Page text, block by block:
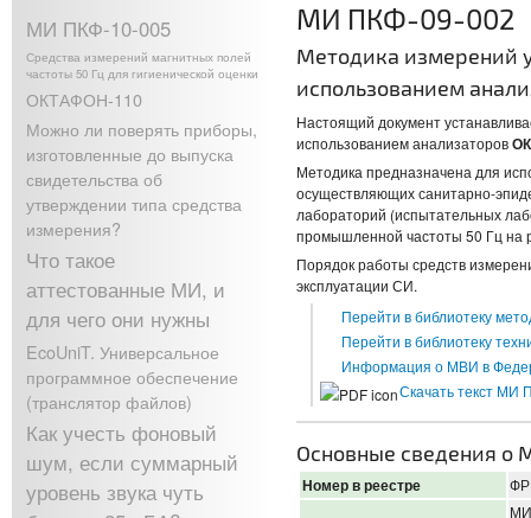
МИ ПКФ-09-002
Методика измерений
использованием
Настоящий документ
использованием анализаторов
Методика предназначена для
осуществляющих санитарно-
лабораторий (испытательных
промышленной частоты 50 Гц на
Порядок работы средств
эксплуатации СИ.
Перейти в библиотеку
Перейти в библиотеку
Информация о МВИ в
Скачать текст МИ
Основные сведения
Номер в реестре
МИ
МИ ПКФ-10-005
Средства измерений магнитных полей
частоты 50 Гц для гигиенической оценки
ОКТАФОН-110
Можно ли поверять приборы,
изготовленные до выпуска
свидетельства об
утверждении типа средства
измерения?
Что такое
аттестованные МИ, и
для чего они нужны
EcoUniT. Универсальное
программное обеспечение
(транслятор файлов)
Как учесть фоновый
шум, если суммарный
уровень звука чуть